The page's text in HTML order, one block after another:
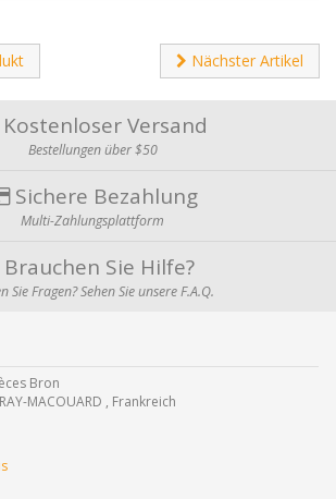
Nächster Artikel
Kostenloser Versand
Bestellungen über $50
Sichere Bezahlung
Multi-Zahlungsplattform
Sie Hilfe?
Sie Fragen? Sehen Sie unsere F.A.Q.
Bron
MACOUARD , Frankreich